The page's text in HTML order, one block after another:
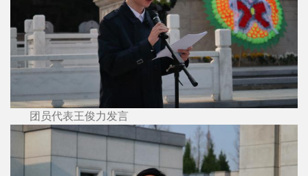
团员代表王俊力发言